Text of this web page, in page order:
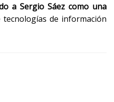
a Sergio Sáez como una
de información